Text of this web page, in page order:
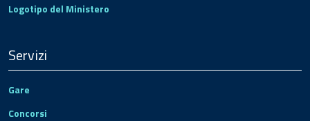
Logotipo del Ministero
Servizi
Gare
Concorsi